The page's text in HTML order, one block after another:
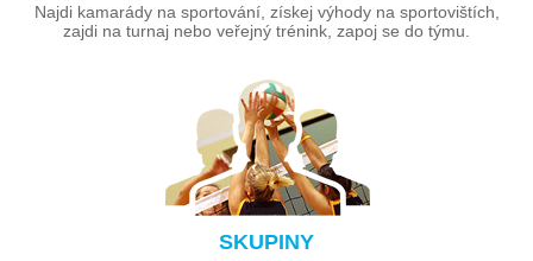
Najdi kamarády na sportování, získej výhody na sportovištích,
zajdi na turnaj nebo veřejný trénink, zapoj se do týmu.
SKUPINY